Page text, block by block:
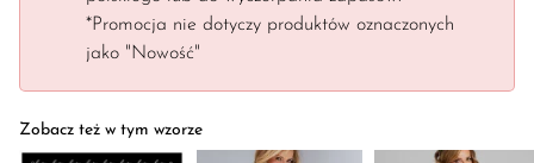
*Promocja nie dotyczy produktów oznaczonych
jako "Nowość"
Zobacz też w tym wzorze